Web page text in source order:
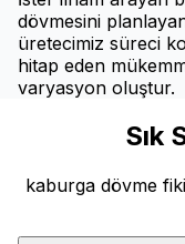
dövmesini
üretecimiz süreci
hitap eden
varyasyon oluştur.
Sık
kaburga dövme